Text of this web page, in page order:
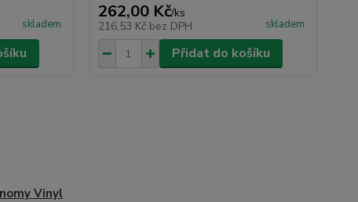
skladem
262,00 Kč/ks
216,53 Kč bez DPH skladem
Přidat do košíku
Vinyl